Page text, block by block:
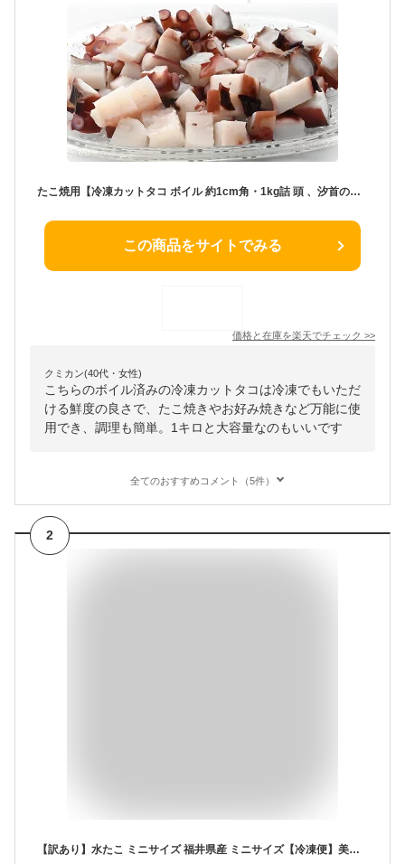
たこ焼用【冷凍カットタコ ボイル 約1cm角・1kg詰 頭 、汐首の混合品】そのまま食べても美味しい！お刺身でもいける鮮度！たこ焼きパーティにぴったり！ザンギ、てんぷら、焼きそばやお好み焼きの具材として。北海道産のボイルカットダコ。
この商品をサイトでみる
価格と在庫を楽天でチェック >>
クミカン(40代・女性)
こちらのボイル済みの冷凍カットタコは冷凍でもいただ
ける鮮度の良さで、たこ焼きやお好み焼きなど万能に使
用でき、調理も簡単。1キロと大容量なのもいいです
全てのおすすめコメント（5件）
2
【訳あり】水たこ ミニサイズ 福井県産 ミニサイズ【冷凍便】美味しい贈物 母の日 父の日 ギフト